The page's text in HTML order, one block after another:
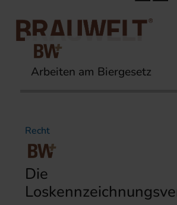
Startseite Themen Recht
Arbeiten am Biergesetz
Recht
Die